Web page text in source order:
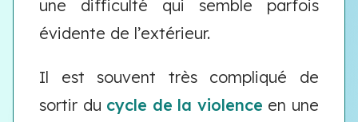
une difficulté qui semble parfois
évidente de l’extérieur.
Il est souvent très compliqué de
sortir du cycle de la violence en une